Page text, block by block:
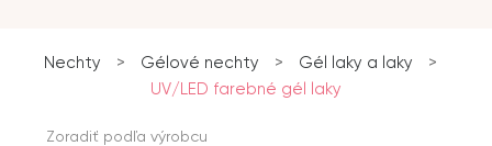
Nechty > Gélové nechty > Gél laky a laky
>
UV/LED farebné gél laky
Zoradiť podľa výrobcu